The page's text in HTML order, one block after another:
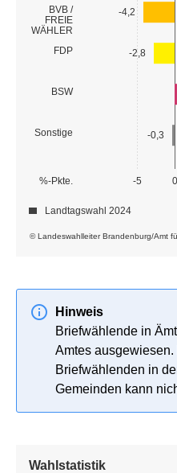
BVB /
FREIE
WÄHLER
FDP
BSW
Sonstige
-5 0
%-Pkte.
-4,2
-2,8
-0,3
© Landeswahlleiter Brandenburg/Amt
Landtagswahl 2024
Hinweis
Briefwählende in
Amtes
Briefwählenden in
Gemeinden kann
Wahlstatistik